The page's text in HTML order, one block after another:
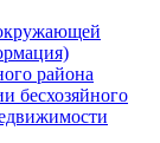
района
бесхозяйного